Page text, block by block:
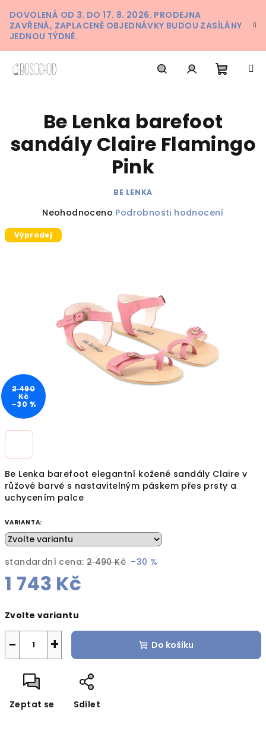
na
obsah
DOVOLENÁ OD 3. DO 17. 8. 2026. PRODEJNA
ZAVŘENÁ, ZAPLACENÉ OBJEDNÁVKY BUDOU ZASÍLÁNY
JEDNOU TÝDNĚ.
košík
Be Lenka barefoot elegantní kožené sandály Claire v
růžové barvě s nastavitelným páskem přes prsty a
uchycením palce
VARIANTA:
standardní cena: 2 490 Kč –30 %
1 743 Kč
cena:
Zvolte variantu
+
− Do košíku
Zeptat se Sdílet
Be Lenka barefoot
sandály Claire Flamingo
Pink
BE LENKA
Průměrné
produktu
Neohodnoceno Podrobnosti hodnocení
Výprodej
2 490
Kč
–30 %